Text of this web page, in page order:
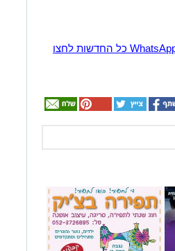
הצטרפו לקבוצת החדשות השקטה של רמת גן נט ב-WhatsApp כל החדשות לחצו